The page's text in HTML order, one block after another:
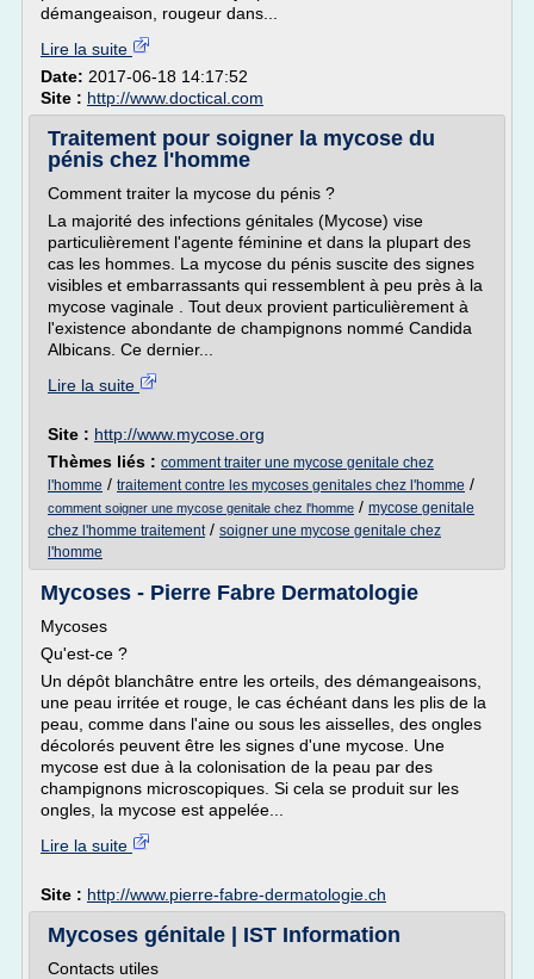
démangeaison, rougeur dans...
Lire la suite
Date: 2017-06-18 14:17:52
Site : http://www.doctical.com
Traitement pour soigner la mycose du
pénis chez l'homme
Comment traiter la mycose du pénis ?
La majorité des infections génitales (Mycose) vise
particulièrement l'agente féminine et dans la plupart des
cas les hommes. La mycose du pénis suscite des signes
visibles et embarrassants qui ressemblent à peu près à la
mycose vaginale . Tout deux provient particulièrement à
l'existence abondante de champignons nommé Candida
Albicans. Ce dernier...
Lire la suite
Site : http://www.mycose.org
Thèmes liés : comment traiter une mycose genitale chez
l'homme / traitement contre les mycoses genitales chez l'homme /
comment soigner une mycose genitale chez l'homme / mycose genitale
chez l'homme traitement/ soigner une mycose genitale chez
l'homme
Mycoses - Pierre Fabre Dermatologie
Mycoses
Qu'est-ce ?
Un dépôt blanchâtre entre les orteils, des démangeaisons,
une peau irritée et rouge, le cas échéant dans les plis de la
peau, comme dans l'aine ou sous les aisselles, des ongles
décolorés peuvent être les signes d'une mycose. Une
mycose est due à la colonisation de la peau par des
champignons microscopiques. Si cela se produit sur les
ongles, la mycose est appelée...
Lire la suite
Site : http://www.pierre-fabre-dermatologie.ch
Mycoses génitale | IST Information
Contacts utiles